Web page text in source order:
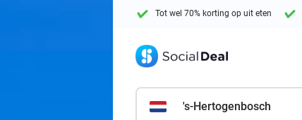
Tot wel 70% korting op uit eten
's-Hertogenbosch